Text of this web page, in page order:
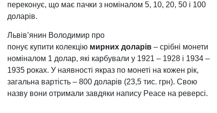
переконує, що має пачки з номіналом 5, 10, 20, 50 і 100
доларів.
Львів’янин Володимир про
понує купити колекцію мирних доларів – срібні монети
номіналом 1 долар, які карбували у 1921 – 1928 і 1934 –
1935 роках. У наявності якраз по монеті на кожен рік,
загальна вартість – 800 доларів (23,5 тис. грн). Свою
назву вони отримали завдяки напису Peace на реверсі.